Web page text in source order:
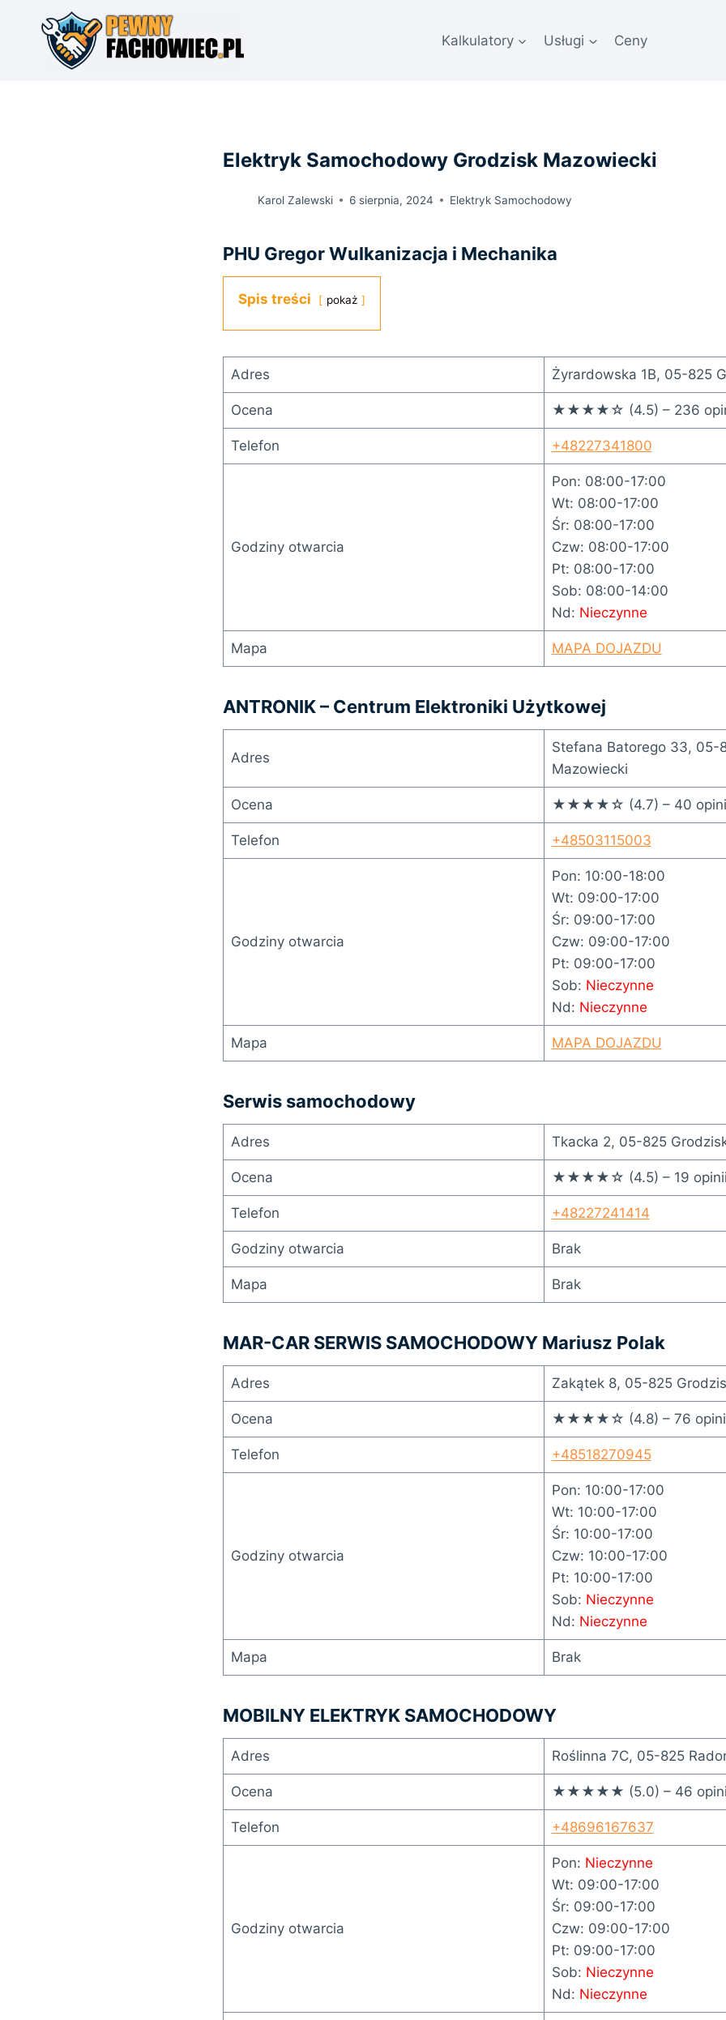
Kalkulatory Usługi Ceny
Elektryk Samochodowy Grodzisk Mazowiecki
Karol Zalewski 6 sierpnia, 2024 Elektryk Samochodowy
PHU Gregor Wulkanizacja i Mechanika
Spis treści pokaż
Adres Żyrardowska 1B, 05-825
Ocena ★★★★☆ (4.5) – 236
Telefon +48227341800
Godziny otwarcia
Pon: 08:00-17:00
Wt: 08:00-17:00
Śr: 08:00-17:00
Czw: 08:00-17:00
Pt: 08:00-17:00
Sob: 08:00-14:00
Nd: Nieczynne
Mapa MAPA DOJAZDU
ANTRONIK – Centrum Elektroniki Użytkowej
Adres
Stefana Batorego 33, 05-
Mazowiecki
Ocena ★★★★☆ (4.7) – 40
Telefon +48503115003
Godziny otwarcia
Pon: 10:00-18:00
Wt: 09:00-17:00
Śr: 09:00-17:00
Czw: 09:00-17:00
Pt: 09:00-17:00
Sob: Nieczynne
Nd: Nieczynne
Mapa MAPA DOJAZDU
Serwis samochodowy
Adres Tkacka 2, 05-825
Ocena ★★★★☆ (4.5) – 19 opinii
Telefon +48227241414
Godziny otwarcia Brak
Mapa Brak
MAR-CAR SERWIS SAMOCHODOWY Mariusz Polak
Adres Zakątek 8, 05-825
Ocena ★★★★☆ (4.8) – 76
Telefon +48518270945
Godziny otwarcia
Pon: 10:00-17:00
Wt: 10:00-17:00
Śr: 10:00-17:00
Czw: 10:00-17:00
Pt: 10:00-17:00
Sob: Nieczynne
Nd: Nieczynne
Mapa Brak
MOBILNY ELEKTRYK SAMOCHODOWY
Adres Roślinna 7C, 05-825
Ocena ★★★★★ (5.0) – 46
Telefon +48696167637
Godziny otwarcia
Pon: Nieczynne
Wt: 09:00-17:00
Śr: 09:00-17:00
Czw: 09:00-17:00
Pt: 09:00-17:00
Sob: Nieczynne
Nd: Nieczynne